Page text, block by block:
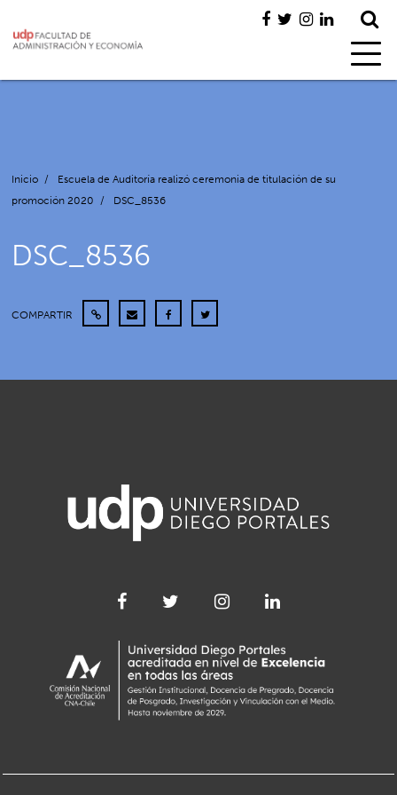
Inicio /
Escuela de Auditoría realizó ceremonia de titulación de su
promoción 2020
/ DSC_8536
DSC_8536
COMPARTIR